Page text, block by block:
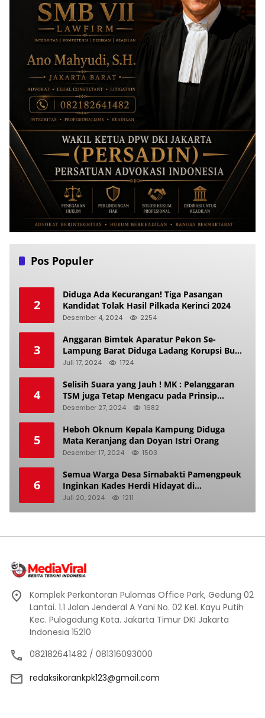
Pos Populer
2
Diduga Ada Kecurangan! Tiga Pasangan
Kandidat Tolak Hasil Pilkada Kerinci 2024
Desember 4, 2024 2254
3
Anggaran Bimtek Aparatur Pekon Se-
Lampung Barat Diduga Ladang Korupsi Buat
Makan Anak Istri
Juli 17, 2024 1724
4
Selisih Suara yang Jauh ! MK : Pelanggaran
TSM juga Tetap Mengacu pada Prinsip
Keadilan Pemilu
Desember 27, 2024 1682
5
Heboh Oknum Kepala Kampung Diduga
Mata Keranjang dan Doyan Istri Orang
Desember 17, 2024 1503
6
Semua Warga Desa Sirnabakti Pamengpeuk
Inginkan Kades Herdi Hidayat di
Berhentikan Dari Jabatan nya
Juli 20, 2024 1211
Komplek Perkantoran Pulomas Office Park, Gedung 02
Lantai. 1.1 Jalan Jenderal A Yani No. 02 Kel. Kayu Putih
Kec. Pulogadung Kota. Jakarta Timur DKI Jakarta
Indonesia 15210
082182641482 / 081316093000
redaksikorankpk123@gmail.com